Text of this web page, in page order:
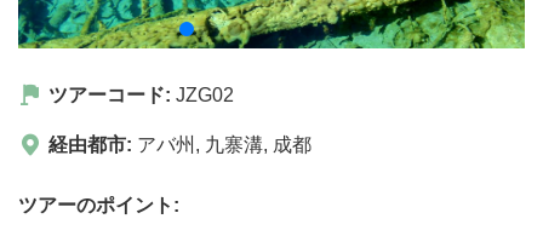
ツアーコード: JZG02
経由都市: アバ州 , 九寨溝, 成都
ツアーのポイント: